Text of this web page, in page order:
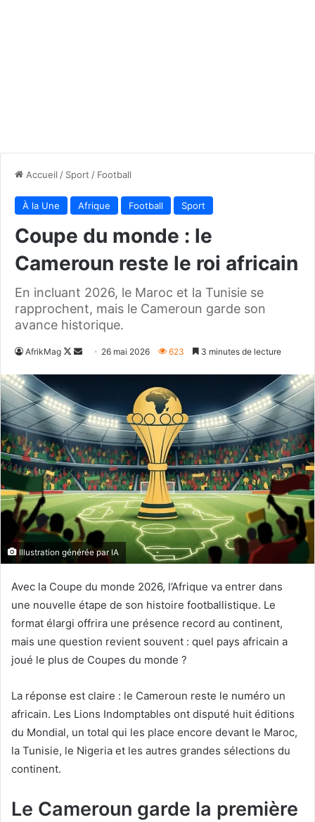
Accueil / Sport / Football
À la Une Afrique Football Sport
Coupe du monde : le
Cameroun reste le roi africain
En incluant 2026, le Maroc et la Tunisie se
rapprochent, mais le Cameroun garde son
avance historique.
AfrikMag
Follow
Envoyer26 mai 2026 623 3 minutes de lecture
Illustration générée par IA
Avec la Coupe du monde 2026, l’Afrique va entrer dans
une nouvelle étape de son histoire footballistique. Le
format élargi offrira une présence record au continent,
mais une question revient souvent : quel pays africain a
joué le plus de Coupes du monde ?
La réponse est claire : le Cameroun reste le numéro un
africain. Les Lions Indomptables ont disputé huit éditions
du Mondial, un total qui les place encore devant le Maroc,
la Tunisie, le Nigeria et les autres grandes sélections du
continent.
Le Cameroun garde la première